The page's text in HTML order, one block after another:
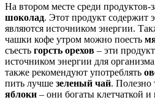
На втором месте среди продуктов-
шоколад. Этот продукт содержит
являются источником энергии.
чашки кофе утром можно поесть
съесть горсть орехов – эти
источником энергии для
также рекомендуют употреблять
пить лучше зеленый чай. Полезно
яблоки – они богаты клетчаткой